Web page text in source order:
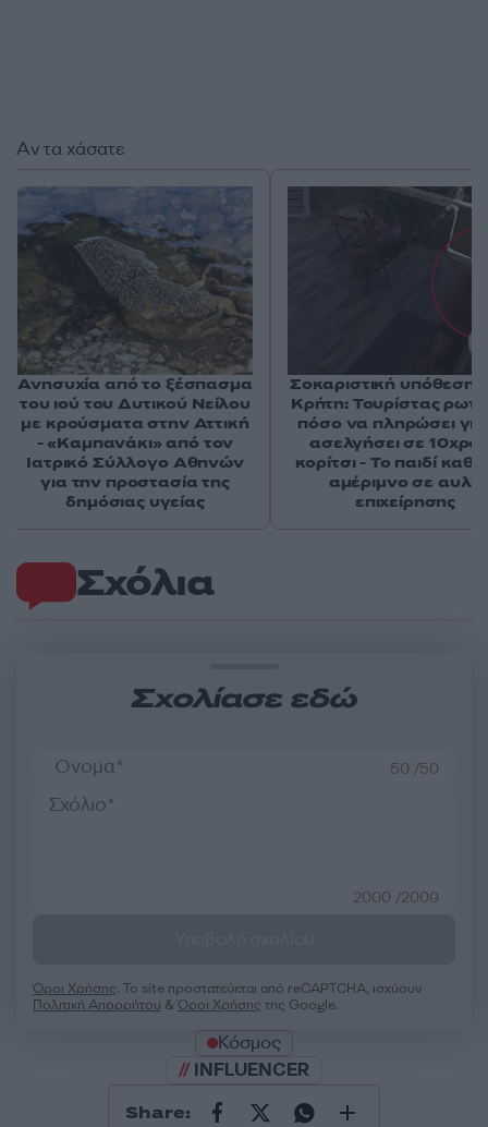
Σχόλια
Σχολίασε εδώ
50 /50
2000 /2000
Όροι Χρήσης. Το site προστατεύεται από reCAPTCHA, ισχύουν
Πολιτική Απορρήτου &Όροι Χρήσης της Google.
Κόσμος
INFLUENCER
Share:
Αν τα χάσατε
Ανησυχία από το ξέσπασμα
του ιού του Δυτικού Νείλου
με κρούσματα στην Αττική
- «Καμπανάκι» από τον
Ιατρικό Σύλλογο Αθηνών
για την προστασία της
δημόσιας υγείας
Σοκαριστική υπόθεση
Κρήτη: Τουρίστας
πόσο να πληρώσει
ασελγήσει σε
κορίτσι - Το παιδί
αμέριμνο σε αυλή
επιχείρησης